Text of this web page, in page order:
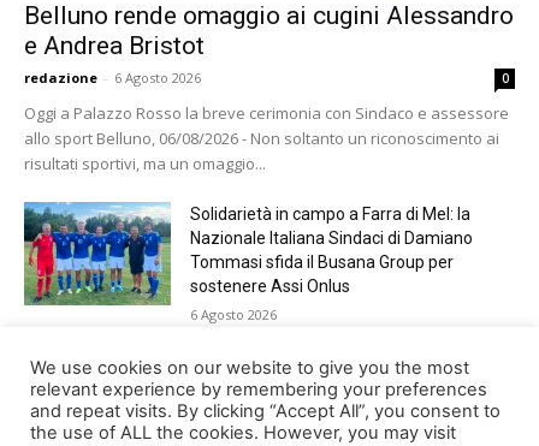
Belluno rende omaggio ai cugini Alessandro
e Andrea Bristot
redazione - 6 Agosto 2026 0
Oggi a Palazzo Rosso la breve cerimonia con Sindaco e assessore
allo sport Belluno, 06/08/2026 - Non soltanto un riconoscimento ai
risultati sportivi, ma un omaggio...
Solidarietà in campo a Farra di Mel: la
Nazionale Italiana Sindaci di Damiano
Tommasi sfida il Busana Group per
sostenere Assi Onlus
6 Agosto 2026
Shade, Dolcenera, Merk&Kremont,
Benji&Fede e molti altri, giovedì sera a
Jesolo con Radio Bella&Monella
5 Agosto 2026
We use cookies on our website to give you the most
relevant experience by remembering your preferences
and repeat visits. By clicking “Accept All”, you consent to
the use of ALL the cookies. However, you may visit